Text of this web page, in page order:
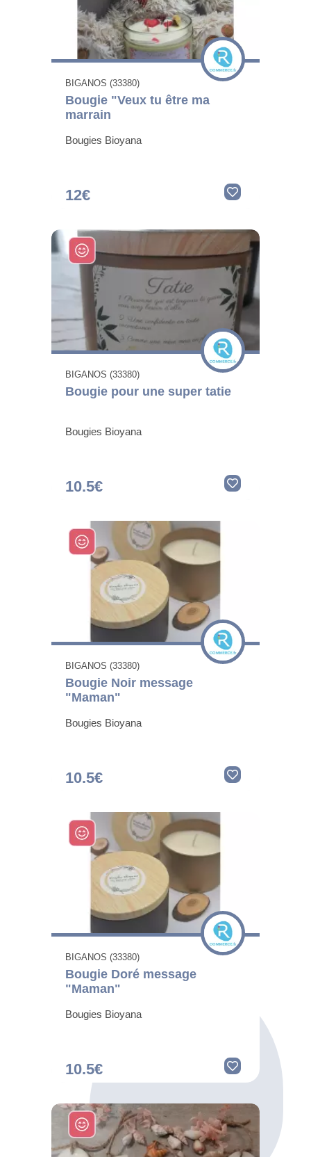
BIGANOS (33380)
Bougie "Veux tu être ma
marrain
Bougies Bioyana
12€
BIGANOS (33380)
Bougie pour une super tatie
Bougies Bioyana
10.5€
BIGANOS (33380)
Bougie Noir message
"Maman"
Bougies Bioyana
10.5€
BIGANOS (33380)
Bougie Doré message
"Maman"
Bougies Bioyana
10.5€